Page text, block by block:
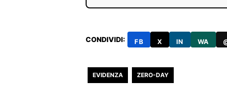
CONDIVIDI: FB X IN WA
EVIDENZA ZERO-DAY